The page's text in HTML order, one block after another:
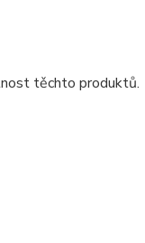
těchto produktů.